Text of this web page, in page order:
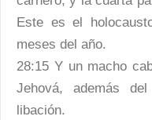
Este es el
meses del año.
28:15 Y un macho
Jehová, además
libación.